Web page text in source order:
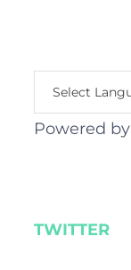
Powered by
TWITTER